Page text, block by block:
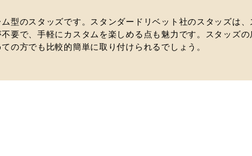
型のスタッズです。スタンダードリベット社のスタッズは
要で、手軽にカスタムを楽しめる点も魅力です。スタッズ
の方でも比較的簡単に取り付けられるでしょう。